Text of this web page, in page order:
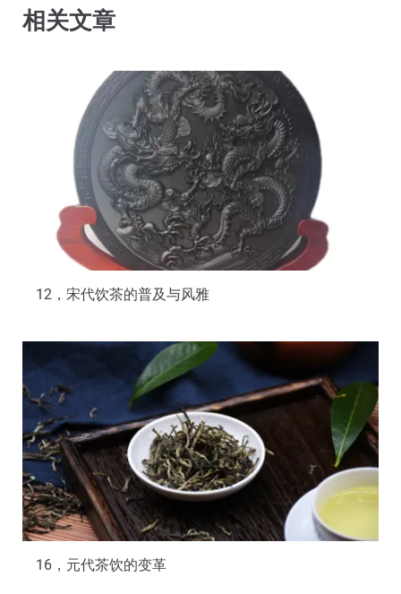
相关文章
12，宋代饮茶的普及与风雅
16，元代茶饮的变革